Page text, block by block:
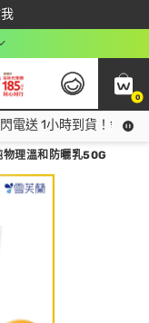
0
電送 1小時到貨！領神
物理溫和防曬乳50G